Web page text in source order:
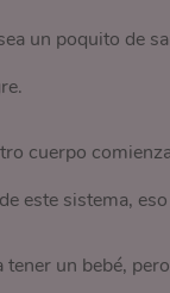
un poquito de
cuerpo
este sistema,
un bebé,